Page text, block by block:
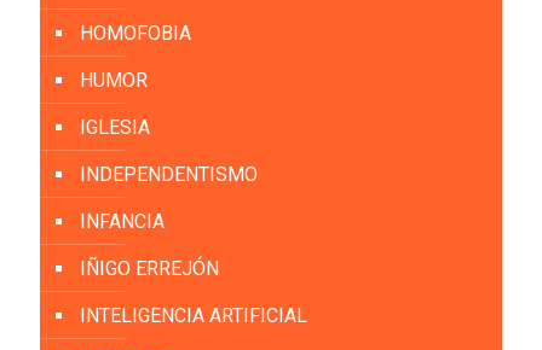
HOMOFOBIA
HUMOR
IGLESIA
INDEPENDENTISMO
INFANCIA
IÑIGO ERREJÓN
INTELIGENCIA ARTIFICIAL